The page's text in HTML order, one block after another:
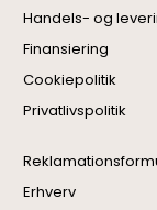
Handels- og
Finansiering
Cookiepolitik
Privatlivspolitik
Erhverv